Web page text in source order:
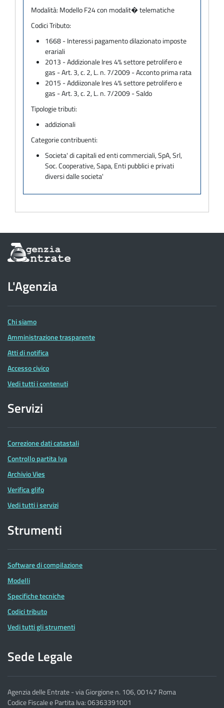
Modalità: Modello F24 con modalit� telematiche
Codici Tributo:
1668 - Interessi pagamento dilazionato imposte
erariali
2013 - Addizionale Ires 4% settore petrolifero e
gas - Art. 3, c. 2, L. n. 7/2009 - Acconto prima rata
2015 - Addiizonale Ires 4% settore petrolifero e
gas - Art. 3, c. 2, L. n. 7/2009 - Saldo
Tipologie tributi:
addizionali
Categorie contribuenti:
Societa' di capitali ed enti commerciali, SpA, Srl,
Soc. Cooperative, Sapa, Enti pubblici e privati
diversi dalle societa'
Informazioni
sul
dell'Agenzia
delle
Entrate
L'Agenzia
Chi siamo
Amministrazione trasparente
Atti di notifica
Accesso civico
Vedi tutti i contenuti
Servizi
Correzione dati catastali
Controllo partita Iva
Archivio Vies
Verifica glifo
Vedi tutti i servizi
Strumenti
Software di compilazione
Modelli
Specifiche tecniche
Codici tributo
Vedi tutti gli strumenti
Sede Legale
Agenzia delle Entrate - via Giorgione n. 106, 00147 Roma
Codice Fiscale e Partita Iva: 06363391001